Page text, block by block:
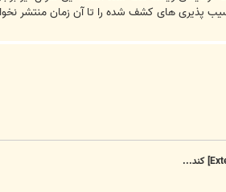
پذیری های کشف شده را تا آن زمان منتشر
کند...